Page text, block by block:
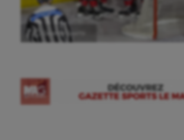
Ⓒ Gazette Sports